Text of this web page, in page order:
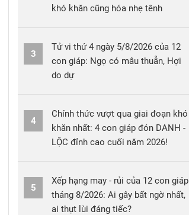
khó khăn cũng hóa nhẹ tênh
3
Tử vi thứ 4 ngày 5/8/2026 của 12
con giáp: Ngọ có mâu thuẫn, Hợi
do dự
4
Chính thức vượt qua giai đoạn khó
khăn nhất: 4 con giáp đón DANH -
LỘC đỉnh cao cuối năm 2026!
5
Xếp hạng may - rủi của 12 con giáp
tháng 8/2026: Ai gây bất ngờ nhất,
ai thụt lùi đáng tiếc?